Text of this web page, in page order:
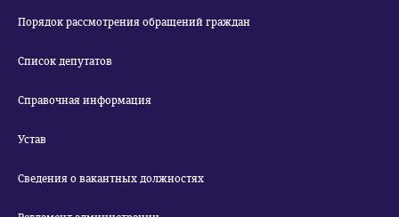
Порядок рассмотрения обращений граждан
Список депутатов
Справочная информация
Устав
Сведения о вакантных должностях